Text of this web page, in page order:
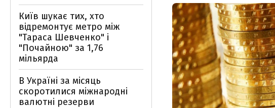
Київ шукає тих, хто
відремонтує метро між
"Тараса Шевченко" і
"Почайною" за 1,76
мільярда
В Україні за місяць
скоротилися міжнародні
валютні резерви